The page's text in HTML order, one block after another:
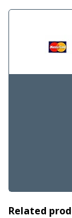
Related